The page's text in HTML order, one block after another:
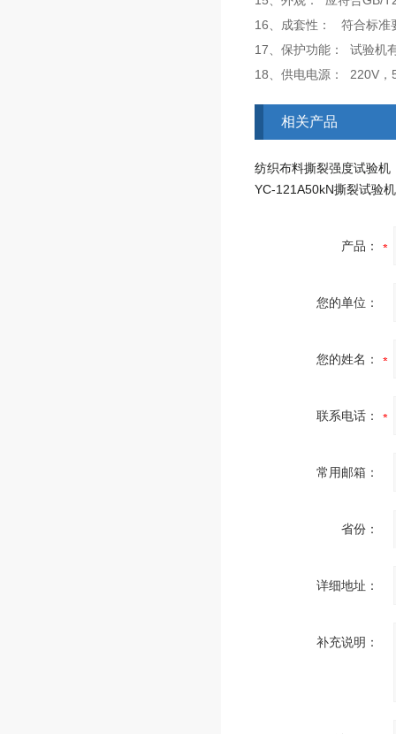
16、成套性： 符合标准
17、保护功能： 试验机
18、供电电源： 220V，
相关产品
纺织布料撕裂强度试验机
YC-121A50kN撕裂试验机
产品：
您的单位：
您的姓名：
联系电话：
常用邮箱：
省份：
详细地址：
补充说明：